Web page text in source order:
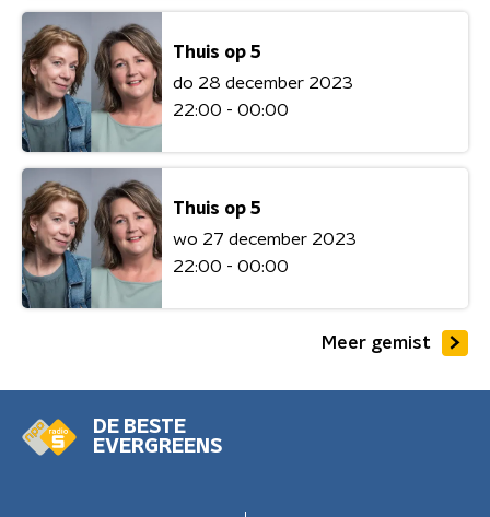
Thuis op 5
do 28 december 2023
22:00 - 00:00
Thuis op 5
wo 27 december 2023
22:00 - 00:00
Meer gemist
DE BESTE
EVERGREENS